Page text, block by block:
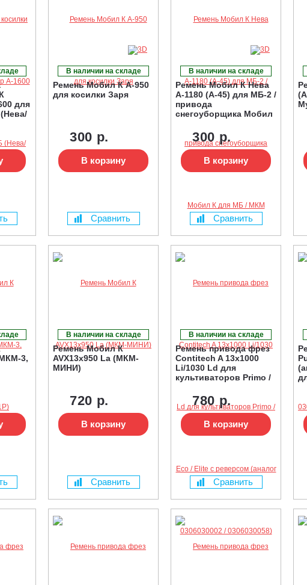
для
В наличии на складе
Ремень Мобил К А-950
для косилки Заря
300 р.
В корзину
Сравнить
В наличии на складе
Ремень Мобил К Нева
А-1180 (А-45) для МБ-2 /
привода
снегоуборщика Мобил
300 р.
В корзину
Сравнить
3,
В наличии на складе
Ремень Мобил К
AVX13х950 La (МКМ-
МИНИ)
720 р.
В корзину
Сравнить
В наличии на складе
Ремень привода фрез
Contitech A 13x1000
Li/1030 Ld для
культиваторов Primo /
(аналог 0306030002 /
0306030058)
780 р.
В корзину
Сравнить